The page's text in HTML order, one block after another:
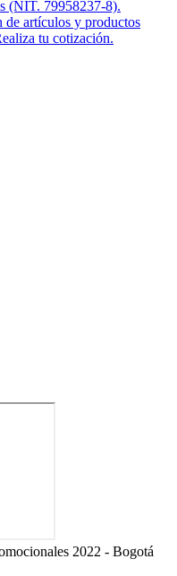
(NIT. 79958237-8).
de artículos y productos
tu cotización.
2022 - Bogotá